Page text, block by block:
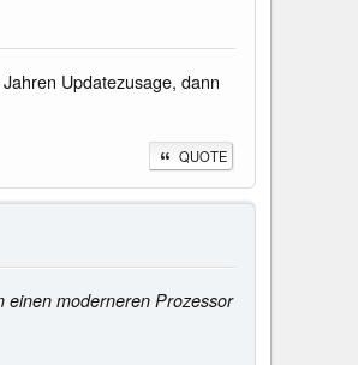
Updatezusage, dann
QUOTE
einen moderneren Prozessor